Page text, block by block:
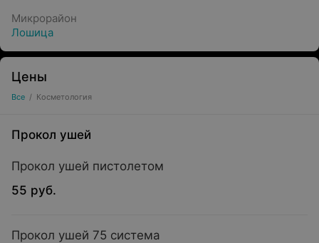
Микрорайон
Лошица
Цены
Все / Косметология
Прокол ушей
Прокол ушей пистолетом
55 руб.
Прокол ушей 75 система